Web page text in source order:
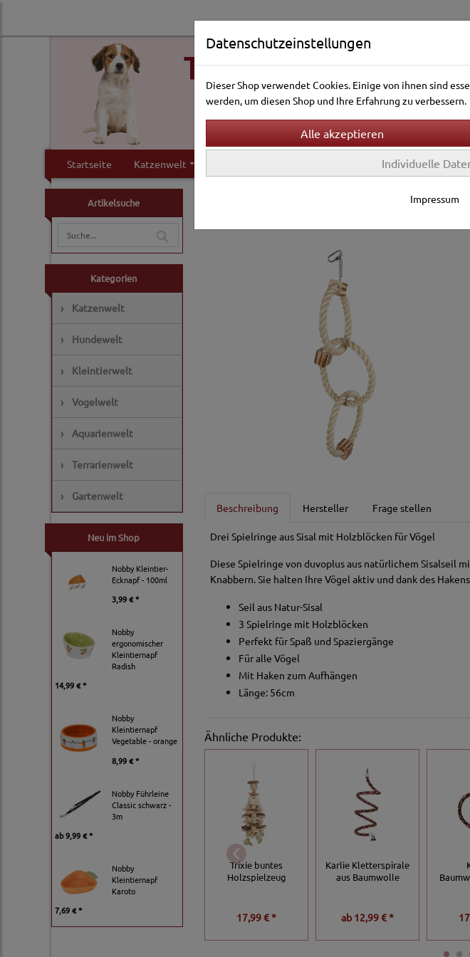
Startseite Katzenwelt Vogelwelt
Artikelsuche
Kategorien
› Katzenwelt
› Hundewelt
› Kleintierwelt
› Vogelwelt
› Aquarienwelt
› Terrarienwelt
› Gartenwelt
Neu im Shop
Nobby Kleintier-
Ecknapf - 100ml
3,99 € *
Nobby
ergonomischer
Kleintiernapf
Radish
14,99 € *
Nobby
Kleintiernapf
Vegetable - orange
8,99 € *
Nobby Führleine
Classic schwarz -
3m
ab9,99 € *
Nobby
Kleintiernapf
Karoto
7,69 € *
Spielzeug
Beschreibung Hersteller Frage stellen
Drei Spielringe aus Sisal mit Holzblöcken für Vögel
Diese Spielringe von duvoplus aus natürlichem Sisalseil
Knabbern. Sie halten Ihre Vögel aktiv und dank des
Seil aus Natur-Sisal
3 Spielringe mit Holzblöcken
Perfekt für Spaß und Spaziergänge
Für alle Vögel
Mit Haken zum Aufhängen
Länge: 56cm
Ähnliche Produkte:
Trixie buntes
Holzspielzeug
17,99 € *
Karlie Kletterspirale
aus Baumwolle
ab 12,99 € *
Datenschutzeinstellungen
Dieser Shop verwendet Cookies. Einige von ihnen sind
werden, um diesen Shop und Ihre Erfahrung zu verbessern.
Individuelle
Impressum